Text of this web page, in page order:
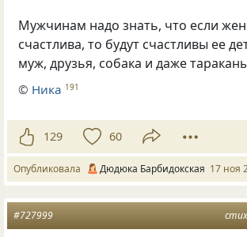
Мужчинам надо знать, что если
счастлива, то будут счастливы ее
муж, друзья, собака и даже
© Ника 191
129 60
Опубликовала Дюдюка Барбидокская 17 ноя
#727999